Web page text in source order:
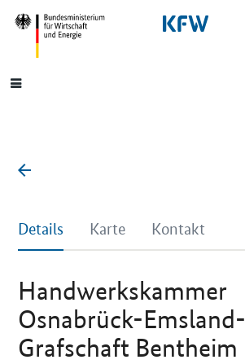
SrOnlyNavigation
Hauptmenü
Details Karte Kontakt
Handwerkskammer
Osnabrück-Emsland-
Grafschaft Bentheim